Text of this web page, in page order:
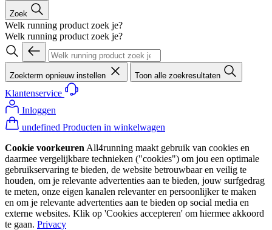
Zoek
Welk running product zoek je?
Welk running product zoek je?
Zoekterm opnieuw instellen Toon alle zoekresultaten
Klantenservice
Inloggen
undefined Producten in winkelwagen
Cookie voorkeuren All4running maakt gebruik van cookies en
daarmee vergelijkbare technieken ("cookies") om jou een optimale
gebruikservaring te bieden, de website betrouwbaar en veilig te
houden, om je relevante advertenties aan te bieden, jouw surfgedrag
te meten, onze eigen kanalen relevanter en persoonlijker te maken
en om je relevante advertenties aan te bieden op social media en
externe websites. Klik op 'Cookies accepteren' om hiermee akkoord
te gaan. Privacy